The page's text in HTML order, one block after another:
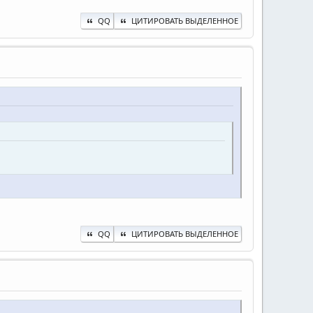
QQ ЦИТИРОВАТЬ ВЫДЕЛЕННОЕ
QQ ЦИТИРОВАТЬ ВЫДЕЛЕННОЕ